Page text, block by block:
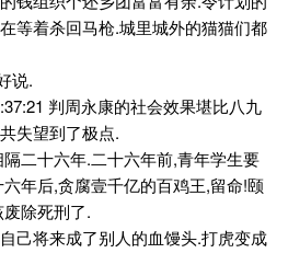
等着杀回马枪.城里城外的猫猫们都
说.
判周永康的社会效果堪比八九
失望到了极点.
二十六年.二十六年前,青年学生要
年后,贪腐壹千亿的百鸡王,留命!颐
除死刑了.
己将来成了别人的血馒头.打虎变成